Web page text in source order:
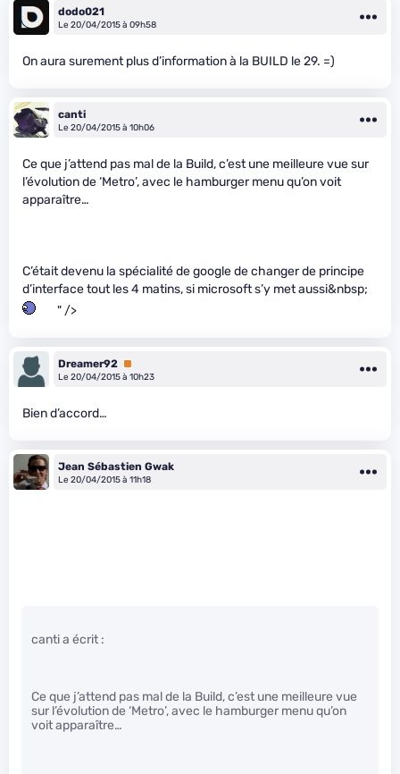
dodo021
Le 20/04/2015 à 09h58
On aura surement plus d’information à la BUILD le 29. =)
canti
Le 20/04/2015 à 10h06
Ce que j’attend pas mal de la Build, c’est une meilleure vue sur
l’évolution de ‘Metro’, avec le hamburger menu qu’on voit
apparaître…
C’était devenu la spécialité de google de changer de principe
d’interface tout les 4 matins, si microsoft s’y met aussi&nbsp;
" />
Dreamer92 Premium
Le 20/04/2015 à 10h23
Bien d’accord…
Jean Sébastien Gwak
Le 20/04/2015 à 11h18
canti a écrit :
Ce que j’attend pas mal de la Build, c’est une meilleure vue
sur l’évolution de ‘Metro’, avec le hamburger menu qu’on
voit apparaître…